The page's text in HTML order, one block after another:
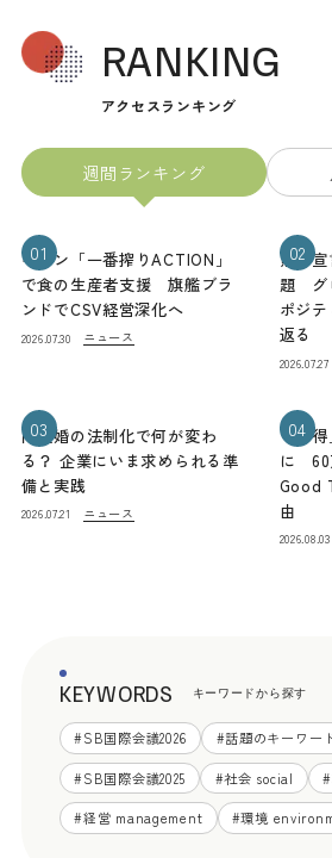
RANKING
アクセスランキング
週間ランキング
01
キリン「一番搾りACTION」
で食の生産者支援 旗艦ブラ
ンドでCSV経営深化へ
2026.07.30 ニュース
02
熊本
題 グ
ポジ
返る
2026.07.27
03
同性婚の法制化で何が変わ
る？ 企業にいま求められる準
備と実践
2026.07.21 ニュース
04
「お
に 60
Good
由
2026.08.03
KEYWORDS キーワードから探す
#SB国際会議2026 #話題のキーワー
#SB国際会議2025 #社会 social #
#経営 management #環境